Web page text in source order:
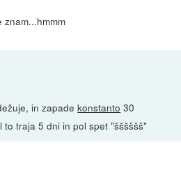
znam...hmmm
in zapadekonstanto 30
to traja 5 dni in pol spet "šššššš"